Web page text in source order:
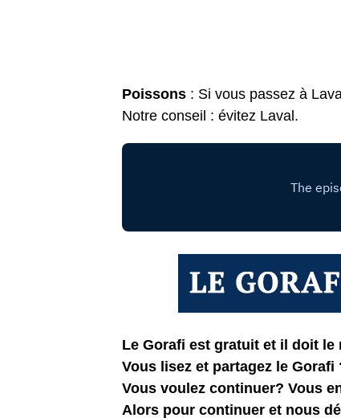
Poissons : Si vous passez à
Notre conseil : évitez Laval.
Le Gorafi est gratuit et il doit le
Vous lisez et partagez le Gorafi
Vous voulez continuer? Vous
Alors pour continuer et nous